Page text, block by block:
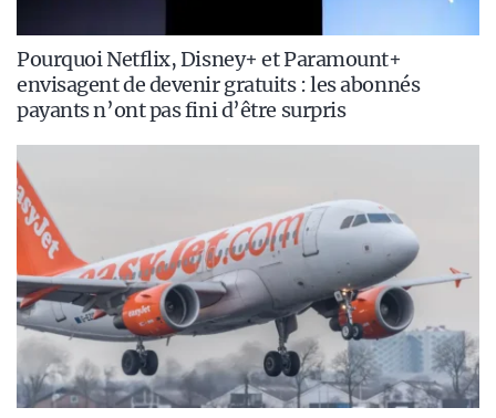
Pourquoi Netflix, Disney+ et Paramount+
envisagent de devenir gratuits : les abonnés
payants n’ont pas fini d’être surpris